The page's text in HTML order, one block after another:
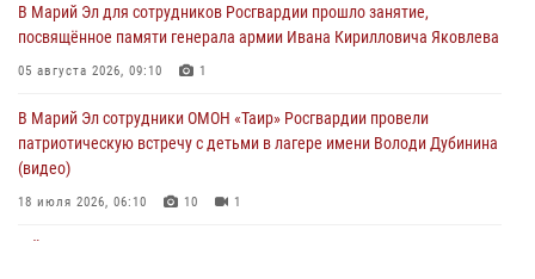
06 августа 2026, 08:00
В Марий Эл сотрудники вневедомственной охраны Росгвардии за
05 августа 2026, 09:44
В Марий Эл для сотрудников Росгвардии прошло занятие,
посвящённое памяти генерала армии Ивана Кирилловича Яковлева
05 августа 2026, 09:10 1
В Марий Эл сотрудники ОМОН «Таир» Росгвардии провели
патриотическую встречу с детьми в лагере имени Володи Дубинина
(видео)
18 июля 2026, 06:10 10 1